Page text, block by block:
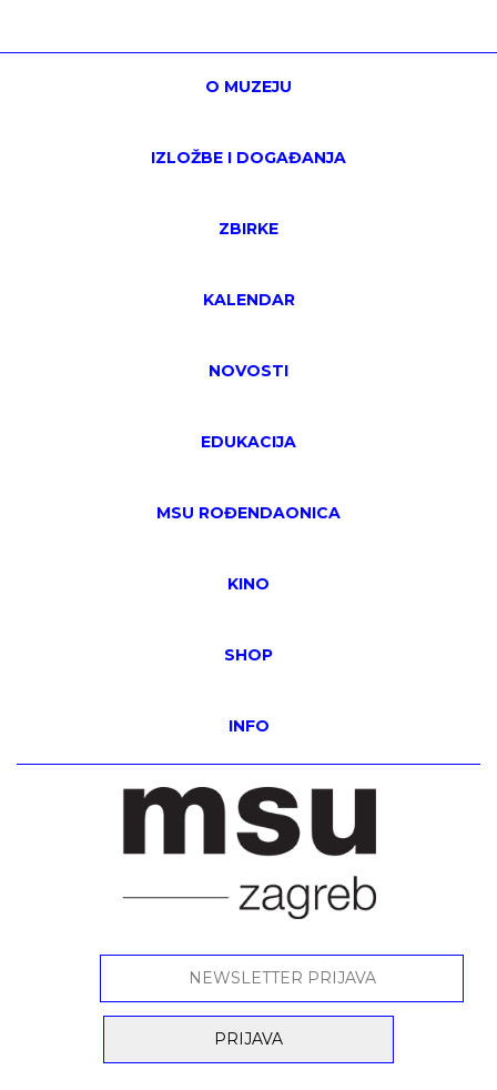
O MUZEJU
IZLOŽBE I DOGAĐANJA
ZBIRKE
KALENDAR
NOVOSTI
EDUKACIJA
MSU ROĐENDAONICA
KINO
SHOP
INFO